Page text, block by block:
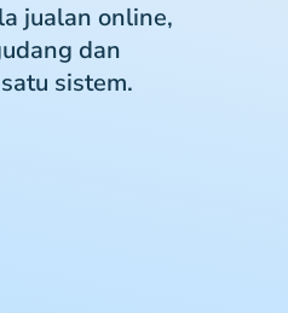
jualan online,
dan
sistem.